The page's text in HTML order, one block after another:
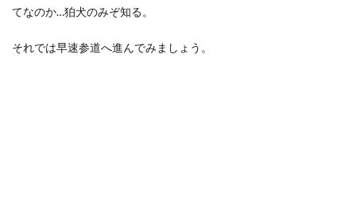
てなのか…狛犬のみぞ知る。
それでは早速参道へ進んでみましょう。